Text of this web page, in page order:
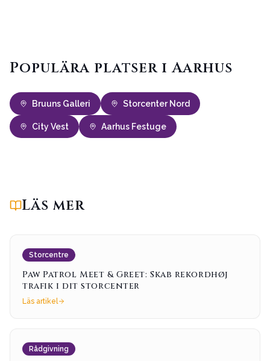
Populära platser i Aarhus
Bruuns Galleri Storcenter Nord
City Vest Aarhus Festuge
Läs mer
Storcentre
Paw Patrol Meet & Greet: Skab rekordhøj
trafik i dit storcenter
Läs artikel
Rådgivning